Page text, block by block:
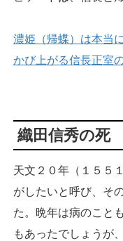
濃姫（帰蝶）は本当
かび上がる信長正室
織田信秀の死
天文２０年（１５５
がしたいと呼び、そ
た。晩年は病のこと
もあったでしょうが